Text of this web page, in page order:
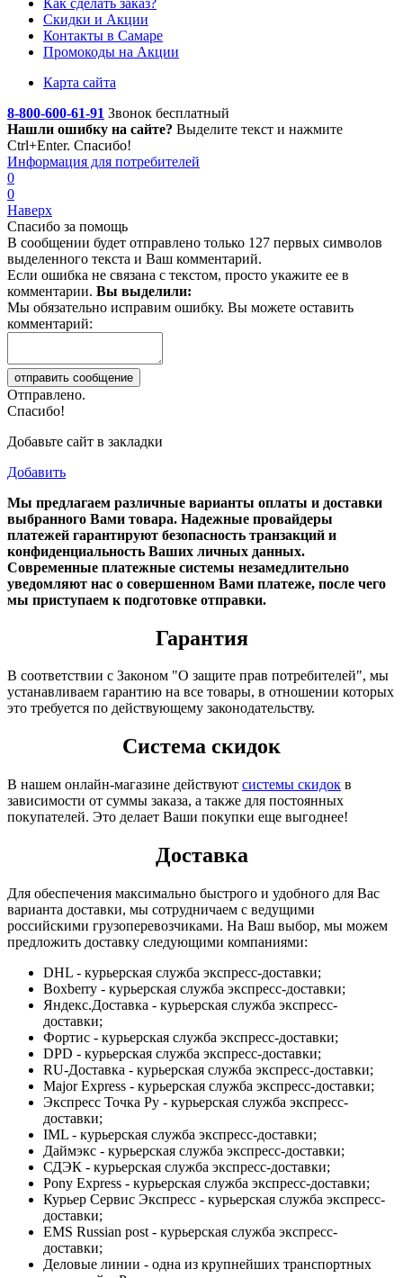
Скидки и Акции
Контакты в Самаре
Промокоды на Акции
Карта сайта
8-800-600-61-91 Звонок бесплатный
Нашли ошибку на сайте? Выделите текст и нажмите
Ctrl+Enter. Спасибо!
Информация для потребителей
0
0
Наверх
Спасибо за помощь
В сообщении будет отправлено только 127 первых символов
выделенного текста и Ваш комментарий.
Если ошибка не связана с текстом, просто укажите ее в
комментарии. Вы выделили:
Мы обязательно исправим ошибку. Вы можете оставить
комментарий:
Отправлено.
Спасибо!
Добавьте сайт в закладки
Добавить
Мы предлагаем различные варианты оплаты и доставки
выбранного Вами товара. Надежные провайдеры
платежей гарантируют безопасность транзакций и
конфиденциальность Ваших личных данных.
Современные платежные системы незамедлительно
уведомляют нас о совершенном Вами платеже, после чего
мы приступаем к подготовке отправки.
Гарантия
В соответствии с Законом "О защите прав потребителей", мы
устанавливаем гарантию на все товары, в отношении которых
это требуется по действующему законодательству.
Система скидок
В нашем онлайн-магазине действуют системы скидок в
зависимости от суммы заказа, а также для постоянных
покупателей. Это делает Ваши покупки еще выгоднее!
Доставка
Для обеспечения максимально быстрого и удобного для Вас
варианта доставки, мы сотрудничаем с ведущими
российскими грузоперевозчиками. На Ваш выбор, мы можем
предложить доставку следующими компаниями:
DHL - курьерская служба экспресс-доставки;
Boxberry - курьерская служба экспресс-доставки;
Яндекс.Доставка - курьерская служба экспресс-
доставки;
Фортис - курьерская служба экспресс-доставки;
DPD - курьерская служба экспресс-доставки;
RU-Доставка - курьерская служба экспресс-доставки;
Major Express - курьерская служба экспресс-доставки;
Экспресс Точка Ру - курьерская служба экспресс-
доставки;
IML - курьерская служба экспресс-доставки;
Даймэкс - курьерская служба экспресс-доставки;
СДЭК - курьерская служба экспресс-доставки;
Pony Express - курьерская служба экспресс-доставки;
Курьер Сервис Экспресс - курьерская служба экспресс-
доставки;
EMS Russian post - курьерская служба экспресс-
доставки;
Деловые линии - одна из крупнейших транспортных